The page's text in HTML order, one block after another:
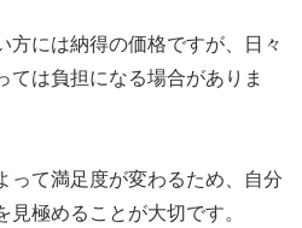
方には納得の価格ですが、日々
ては負担になる場合がありま
って満足度が変わるため、自分
極めることが大切です。